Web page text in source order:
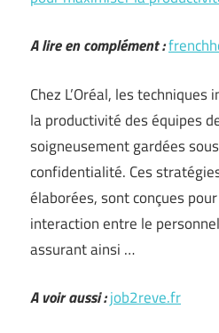
A lire en complément :
Chez L’Oréal, les
la productivité des équipes
soigneusement gardées
confidentialité. Ces
élaborées, sont conçues
interaction entre le
assurant ainsi …
A voir aussi :job2reve.fr